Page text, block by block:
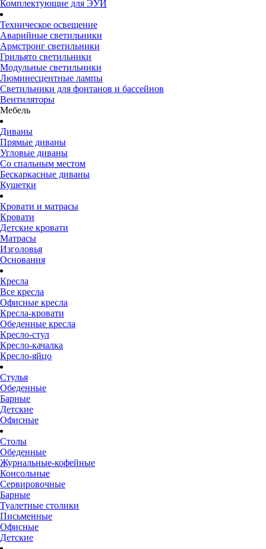
Комплектующие для ЭУИ
Техническое освещение
Аварийные светильники
Армстронг светильники
Грильято светильники
Модульные светильники
Люминесцентные лампы
Светильники для фонтанов и бассейнов
Вентиляторы
Мебель
Диваны
Прямые диваны
Угловые диваны
Со спальным местом
Бескаркасные диваны
Кушетки
Кровати и матрасы
Кровати
Детские кровати
Матрасы
Изголовья
Основания
Кресла
Все кресла
Офисные кресла
Кресла-кровати
Обеденные кресла
Кресло-стул
Кресло-качалка
Кресло-яйцо
Стулья
Обеденные
Барные
Детские
Офисные
Столы
Обеденные
Журнальные-кофейные
Консольные
Сервировочные
Барные
Туалетные столики
Письменные
Офисные
Детские